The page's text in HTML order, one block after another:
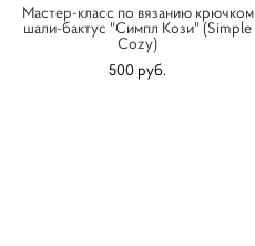
Мастер-класс по вязанию крючком
шали-бактус "Симпл Кози" (Simple
Cozy)
500 pуб.